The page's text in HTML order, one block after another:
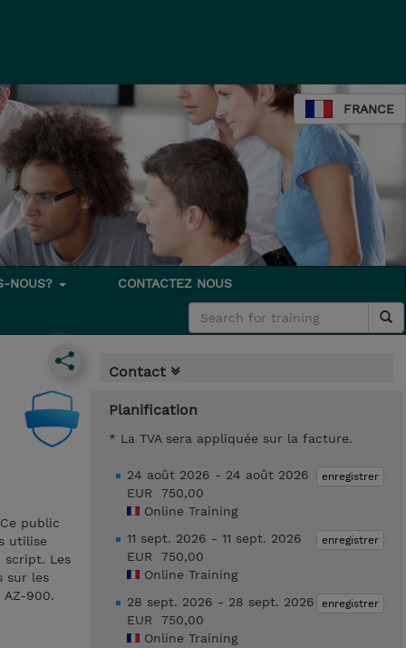
FRANCE
NOUS? CONTACTEZ NOUS
public
utilise
script. Les
sur les
AZ-900.
Contact
Planification
* La TVA sera appliquée sur la facture.
enregistrer
24 août 2026 - 24 août 2026
EUR 750,00
Online Training
enregistrer
11 sept. 2026 - 11 sept. 2026
EUR 750,00
Online Training
enregistrer
28 sept. 2026 - 28 sept. 2026
EUR 750,00
Online Training